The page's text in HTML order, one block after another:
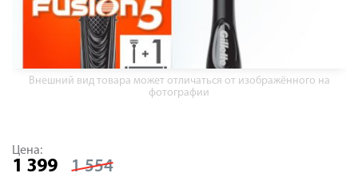
Внешний вид товара может отличаться от изображённого на
фотографии
Цена:
1 399 1 554